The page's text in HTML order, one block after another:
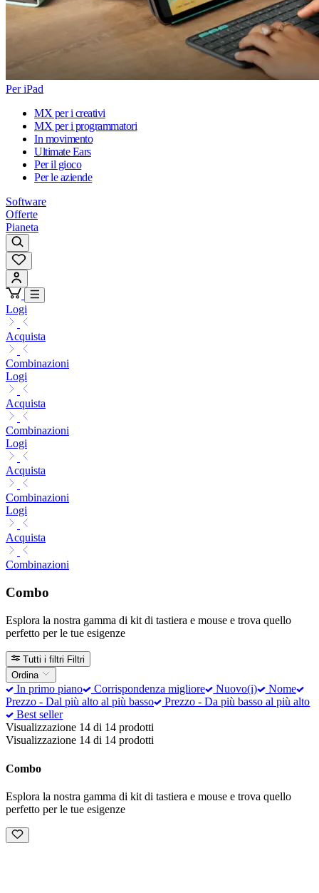
Per iPad
MX per i creativi
MX per i programmatori
In movimento
Ultimate Ears
Per il gioco
Per le aziende
Software
Offerte
Pianeta
Logi
Acquista
Combinazioni
Logi
Acquista
Combinazioni
Logi
Acquista
Combinazioni
Logi
Acquista
Combinazioni
Combo
Esplora la nostra gamma di kit di tastiera e mouse e trova quello
perfetto per le tue esigenze
Tutti i filtri Filtri
Ordina
In primo piano Corrispondenza migliore Nuovo(i)
Nome
Prezzo - Dal più alto al più basso
Prezzo - Da più basso al più alto
Best seller
Visualizzazione 14 di 14 prodotti
Visualizzazione 14 di 14 prodotti
Combo
Esplora la nostra gamma di kit di tastiera e mouse e trova quello
perfetto per le tue esigenze